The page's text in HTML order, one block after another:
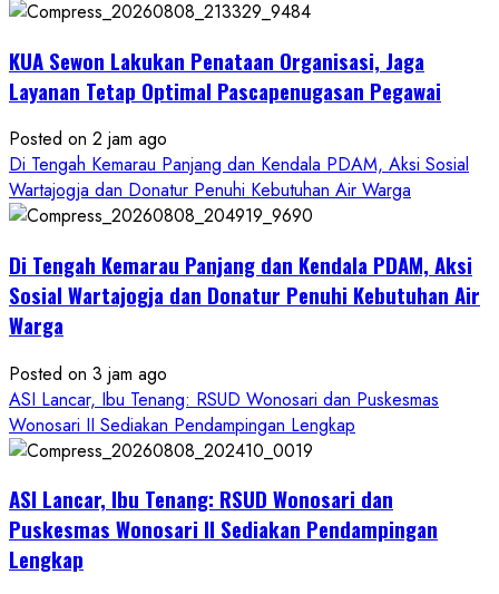
KUA Sewon Lakukan Penataan Organisasi, Jaga
Layanan Tetap Optimal Pascapenugasan Pegawai
Posted on 2 jam ago
Di Tengah Kemarau Panjang dan Kendala PDAM, Aksi Sosial
Wartajogja dan Donatur Penuhi Kebutuhan Air Warga
Di Tengah Kemarau Panjang dan Kendala PDAM, Aksi
Sosial Wartajogja dan Donatur Penuhi Kebutuhan Air
Warga
Posted on 3 jam ago
ASI Lancar, Ibu Tenang: RSUD Wonosari dan Puskesmas
Wonosari II Sediakan Pendampingan Lengkap
ASI Lancar, Ibu Tenang: RSUD Wonosari dan
Puskesmas Wonosari II Sediakan Pendampingan
Lengkap